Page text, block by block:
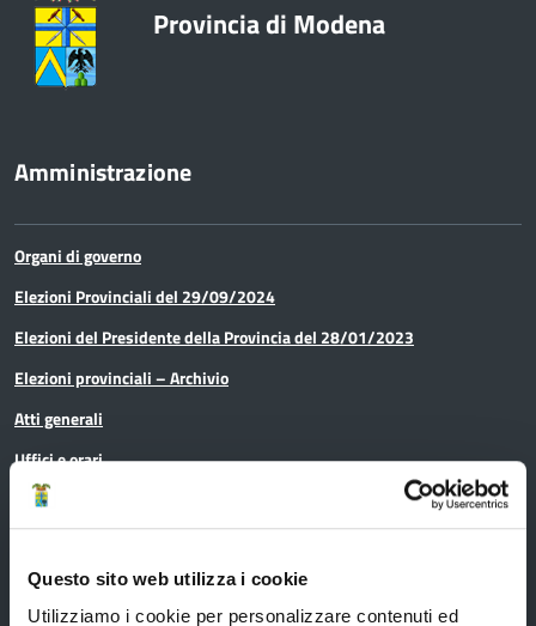
Questo sito web utilizza i cookie
Utilizziamo i cookie per personalizzare contenuti ed
Provincia di Modena
Amministrazione
Organi di governo
Elezioni Provinciali del 29/09/2024
Elezioni del Presidente della Provincia del 28/01/2023
Elezioni provinciali – Archivio
Atti generali
Uffici e orari
Trasparenza – anticorruzione
Certificazione di qualità